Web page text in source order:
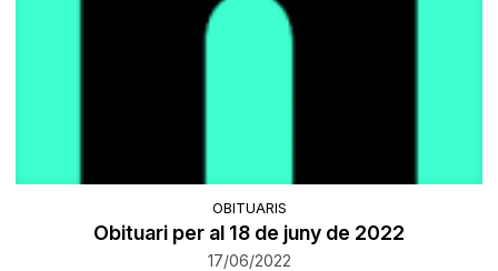
OBITUARIS
Obituari per al 18 de juny de 2022
17/06/2022